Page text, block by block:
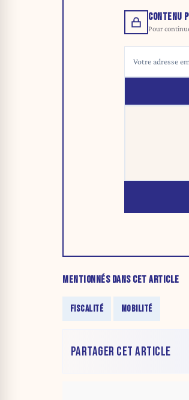
CONTENU
Pour
MENTIONNÉS DANS CET ARTICLE
FISCALITÉ MOBILITÉ
PARTAGER CET ARTICLE